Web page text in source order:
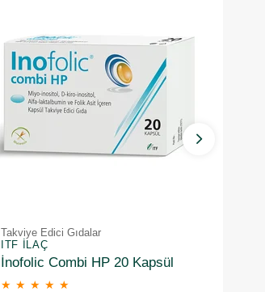
Takviye Edici Gıdalar
ITF İLAÇ
İnofolic Combi HP 20 Kapsül
★ ★ ★ ★ ★